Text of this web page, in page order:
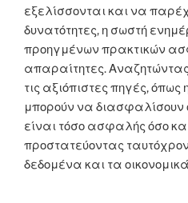
εξελίσσονται και να
δυνατότητες, η σωστή
προηγμένων πρακτικών
απαραίτητες.
τις αξιόπιστες πηγές, όπως
μπορούν να διασφαλίσουν
είναι τόσο ασφαλής όσο
προστατεύοντας
δεδομένα και τα